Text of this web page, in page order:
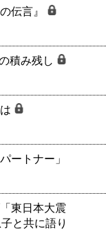
伝言』
積み残し
ートナー」
東日本大震
と共に語り